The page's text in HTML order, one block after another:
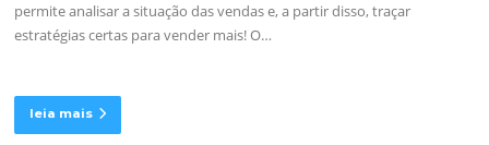
permite analisar a situação das vendas e, a partir disso, traçar
estratégias certas para vender mais! O…
leia mais